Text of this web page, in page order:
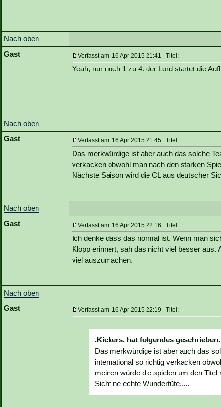
Nach oben
Gast
Verfasst am: 16 Apr 2015 21:41 Titel:
Yeah, nur noch 1 zu 4. der Lord startet die
Nach oben
Gast
Verfasst am: 16 Apr 2015 21:45 Titel:
Das merkwürdige ist aber auch das solche
verkacken obwohl man nach den starken
Nächste Saison wird die CL aus deutscher
Nach oben
Gast
Verfasst am: 16 Apr 2015 22:16 Titel:
Ich denke dass das normal ist. Wenn man
Klopp erinnert, sah das nicht viel besser aus.
viel auszumachen.
Nach oben
Gast
Verfasst am: 16 Apr 2015 22:19 Titel:
.Kickers. hat folgendes geschrieben:
Das merkwürdige ist aber auch das
international so richtig verkacken
meinen würde die spielen um den
Sicht ne echte Wundertüte.....